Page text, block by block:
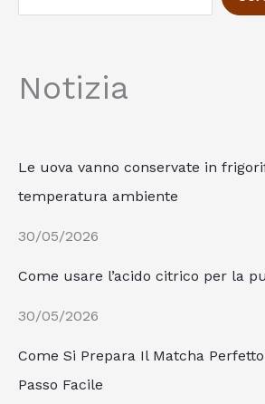
Notizia
Le uova vanno conservate in
temperatura ambiente
30/05/2026
Come usare l’acido citrico per la
30/05/2026
Come Si Prepara Il Matcha
Passo Facile